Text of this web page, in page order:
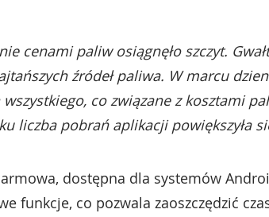
cenami paliw osiągnęło szczyt.
źródeł paliwa. W marcu
co związane z kosztami
liczba pobrań aplikacji powiększyła
dostępna dla systemów
funkcje, co pozwala zaoszczędzić